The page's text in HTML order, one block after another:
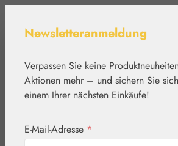
Newsletteranmeldung
Verpassen Sie keine
Aktionen mehr – und sichern Sie
einem Ihrer nächsten Einkäufe!
E-Mail-Adresse *